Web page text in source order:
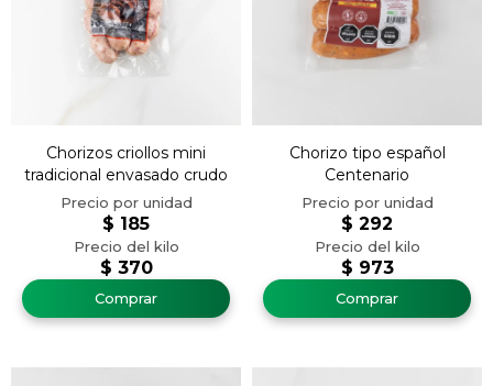
Chorizos criollos mini
tradicional envasado crudo
$ 370
$ 185
Chorizo tipo español
Centenario
$ 973
$ 292